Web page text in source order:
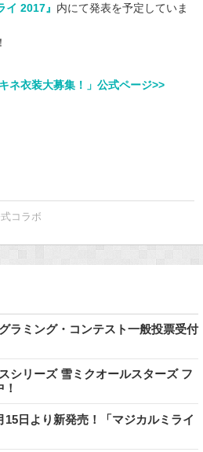
イ 2017』 内にて発表を予定していま
ネ衣装大募集！」公式ページ>>
コラボ
ラミング・コンテスト一般投票受付
シリーズ 雪ミクオールスターズ フ
日より新発売！「マジカルミライ